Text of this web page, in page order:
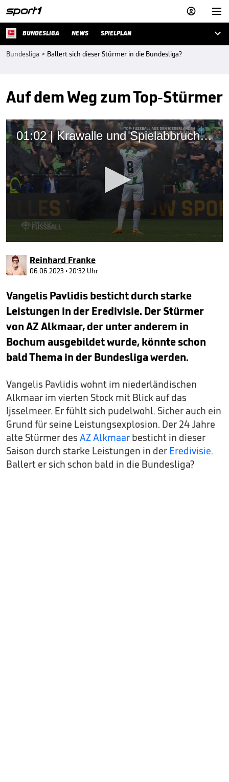


BUNDESLIGA NEWS SPIELPLAN 
Bundesliga > Ballert sich dieser Stürmer in die Bundesliga?
Auf dem Weg zum Top-Stürmer
01:02 | Krawalle und Spielabbruch! Fans rasten bei Ex-Robben-Klub aus
seconds
of
1
minute,
seconds
Reinhard Franke
06.06.2023 • 20:32 Uhr
Vangelis Pavlidis besticht durch starke
Leistungen in der Eredivisie. Der Stürmer
von AZ Alkmaar, der unter anderem in
Bochum ausgebildet wurde, könnte schon
bald Thema in der Bundesliga werden.
Vangelis Pavlidis wohnt im niederländischen
Alkmaar im vierten Stock mit Blick auf das
Ijsselmeer. Er fühlt sich pudelwohl. Sicher auch ein
Grund für seine Leistungsexplosion. Der 24 Jahre
alte Stürmer des AZ Alkmaar besticht in dieser
Saison durch starke Leistungen in der Eredivisie.
Ballert er sich schon bald in die Bundesliga?